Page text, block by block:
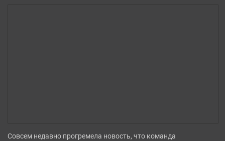
Совсем недавно прогремела новость, что команда